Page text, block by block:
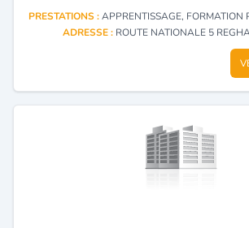
PRESTATIONS :APPRENTISSAGE, FORMATION
ADRESSE : ROUTE NATIONALE 5